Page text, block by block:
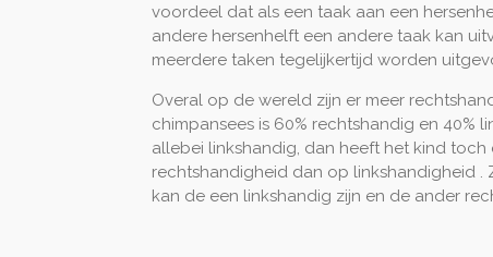
voordeel dat als een taak aan een
andere hersenhelft een andere taak kan
meerdere taken tegelijkertijd worden
Overal op de wereld zijn er meer
chimpansees is 60% rechtshandig en 40%
allebei linkshandig, dan heeft het kind toch
rechtshandigheid dan op linkshandigheid .
kan de een linkshandig zijn en de ander